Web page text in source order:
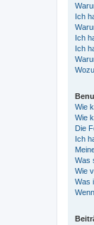
Ich
Ich
Ich
Wie
Wie
Die
Ich
Was
Wie
Was